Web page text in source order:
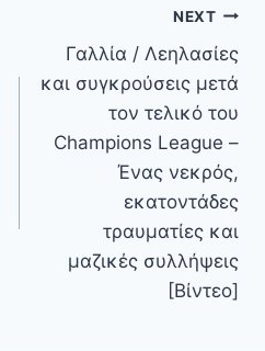
NEXT
Γαλλία / Λεηλασίες
και συγκρούσεις μετά
τον τελικό του
Champions League –
Ένας νεκρός,
εκατοντάδες
τραυματίες και
μαζικές συλλήψεις
[Βίντεο]